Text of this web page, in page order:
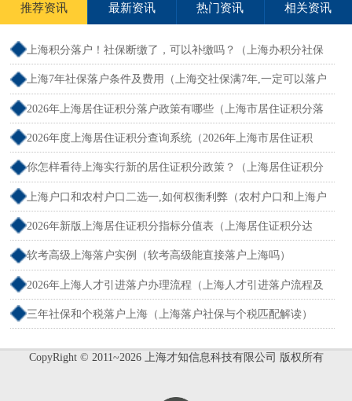
推荐资讯 最新资讯 热门资讯 相关资讯
上海积分落户！社保断缴了，可以补缴吗？（上海办积分社保
断交需要重新计算吗）
上海7年社保落户条件及费用（上海交社保满7年,一定可以落户
吗？）
2026年上海居住证积分落户政策有哪些（上海市居住证积分落
户政策2026年）
2026年度上海居住证积分查询系统（2026年上海市居住证积
分）
你怎样看待上海实行新的居住证积分政策？（上海居住证积分
新规）
上海户口和农村户口二选一,如何权衡利弊（农村户口和上海户
口哪个值钱）
2026年新版上海居住证积分指标分值表（上海居住证积分达
标）
软考高级上海落户实例（软考高级能直接落户上海吗）
2026年上海人才引进落户办理流程（上海人才引进落户流程及
所需时间）
三年社保和个税落户上海（上海落户社保与个税匹配解读）
CopyRight © 2011~2026 上海才知信息科技有限公司 版权所有